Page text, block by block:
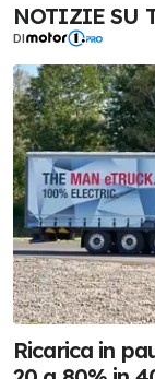
NOTIZIE SU
DI
Ricarica in